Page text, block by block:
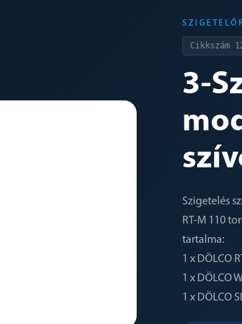
Cikkszám
3-
Szigetelés
RT-M 110
tartalma:
1 x DÖLCO
1 x DÖLCO
1 x DÖLCO